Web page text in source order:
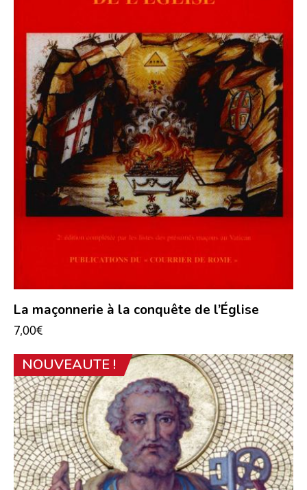
La maçonnerie à la conquête de l’Église
7,00€
NOUVEAUTE !